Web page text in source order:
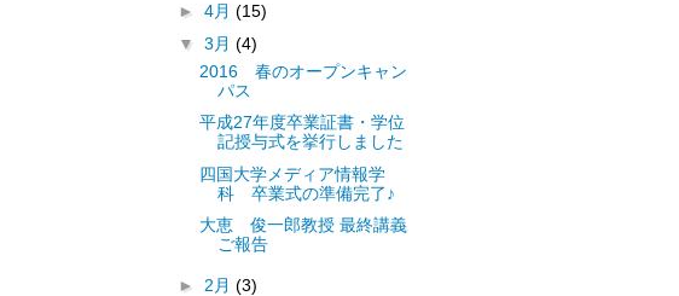
► 4月 (15)
▼ 3月 (4)
2016 春のオープンキャン
パス
平成27年度卒業証書・学位
記授与式を挙行しました
四国大学メディア情報学
科 卒業式の準備完了♪
大恵 俊一郎教授 最終講義
ご報告
► 2月 (3)